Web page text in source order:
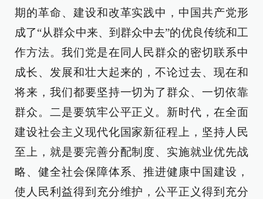
期的革命、建设和改革实践中，中国共产党形
成了“从群众中来、到群众中去”的优良传统和工
作方法。我们党是在同人民群众的密切联系中
成长、发展和壮大起来的，不论过去、现在和
将来，我们都要坚持一切为了群众、一切依靠
群众。二是要筑牢公平正义。新时代，在全面
建设社会主义现代化国家新征程上，坚持人民
至上，就是要完善分配制度、实施就业优先战
略、健全社会保障体系、推进健康中国建设，
使人民利益得到充分维护，公平正义得到充分